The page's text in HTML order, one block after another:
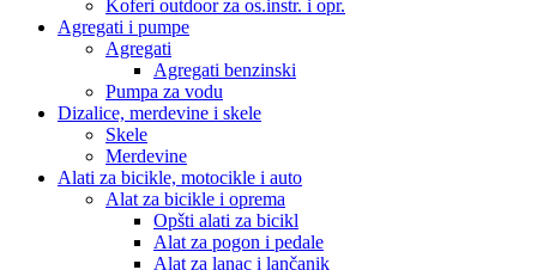
Koferi outdoor za os.instr. i opr.
Agregati i pumpe
Agregati
Agregati benzinski
Pumpa za vodu
Dizalice, merdevine i skele
Skele
Merdevine
Alati za bicikle, motocikle i auto
Alat za bicikle i oprema
Opšti alati za bicikl
Alat za pogon i pedale
Alat za lanac i lančanik